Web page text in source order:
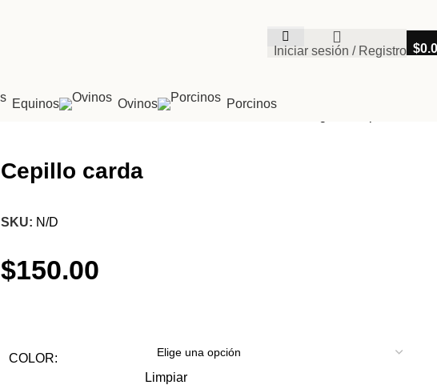
Iniciar sesión / Registro $
Equinos Ovinos
Porcinos
Cepillo carda
SKU: N/D
$150.00
COLOR:
Limpiar